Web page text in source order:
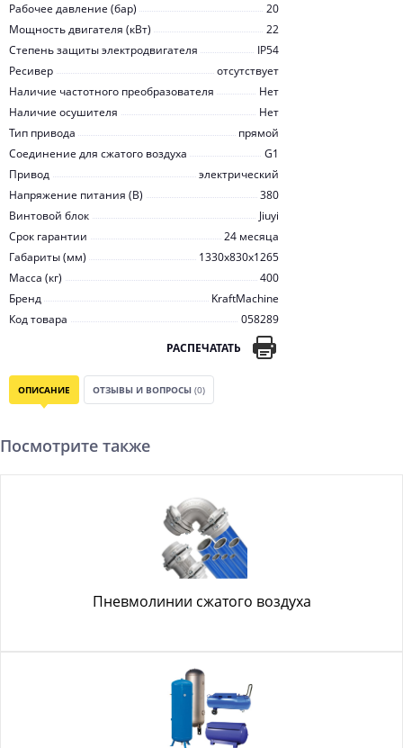
Рабочее давление (бар)
20
Мощность двигателя (кВт)
22
Степень защиты электродвигателя
IP54
Ресивер
отсутствует
Наличие частотного преобразователя
Нет
Наличие осушителя
Нет
Тип привода
прямой
Соединение для сжатого воздуха
G1
Привод
электрический
Напряжение питания (В)
380
Винтовой блок
Jiuyi
Срок гарантии
24 месяца
Габариты (мм)
1330x830x1265
Масса (кг)
400
Бренд
KraftMachine
Код товара
058289
РАСПЕЧАТАТЬ
ОПИСАНИЕ ОТЗЫВЫ И ВОПРОСЫ (0)
Посмотрите также
Пневмолинии сжатого воздуха